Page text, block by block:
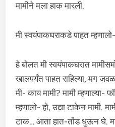
मामीने मला हाक मारली.
मी स्वयंपाकघराकडे पाहत
हे बोलत मी स्वयंपाकघरात
खालपर्यंत पाहत राहिल्या, मग
मी- काय मामी? मामी म्हणाल्या-
म्हणालो- हो, उद्या टाकेन मामी.
टाक… आता हात-तोंड धुऊन घे.